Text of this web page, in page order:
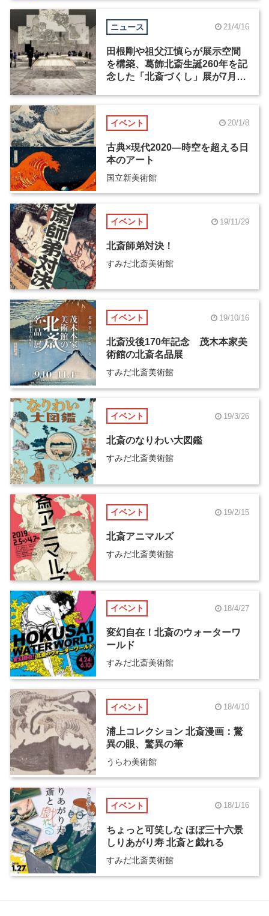
ニュース 21/4/16
田根剛や祖父江慎らが展示空間
を構築、葛飾北斎生誕260年を記
念した「北斎づくし」展が7月開
イベント 20/1/8
古典×現代2020―時空を超える日
本のアート
国立新美術館
イベント 19/11/29
北斎師弟対決！
すみだ北斎美術館
イベント 19/10/16
北斎没後170年記念 茂木本家美
術館の北斎名品展
すみだ北斎美術館
イベント 19/3/26
北斎のなりわい大図鑑
すみだ北斎美術館
イベント 19/2/15
北斎アニマルズ
すみだ北斎美術館
イベント 18/4/27
変幻自在！北斎のウォーターワ
ールド
すみだ北斎美術館
イベント 18/4/10
浦上コレクション 北斎漫画：驚
異の眼、驚異の筆
うらわ美術館
イベント 18/1/16
ちょっと可笑しな ほぼ三十六景
しりあがり寿 北斎と戯れる
すみだ北斎美術館